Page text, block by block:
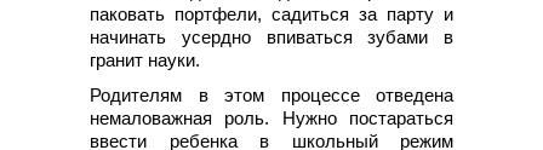
паковать портфели, садиться за парту и
начинать усердно впиваться зубами в
гранит науки.
Родителям в этом процессе отведена
немаловажная роль. Нужно постараться
ввести ребенка в школьный режим